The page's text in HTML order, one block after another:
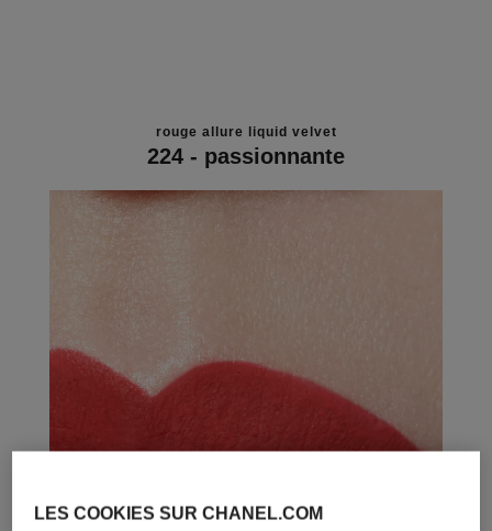
rouge allure liquid velvet
224 - passionnante
LES COOKIES SUR CHANEL.COM